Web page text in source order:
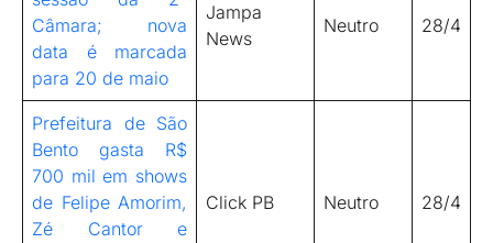
Câmara; nova
data é marcada
para 20 de maio
Jampa
News
Neutro 28/4
Prefeitura de São
Bento gasta R$
700 mil em shows
de Felipe Amorim,
Zé Cantor e
Click PB Neutro 28/4